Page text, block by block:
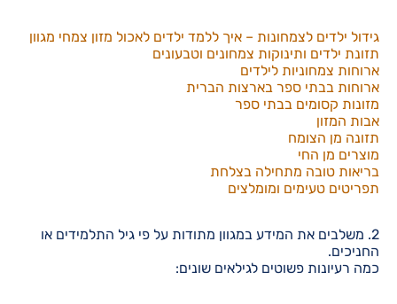
גידול ילדים לצמחונות – איך ללמד ילדים לאכול מזון צמחי מגוון
תזונת ילדים ותינוקות צמחונים וטבעונים
ארוחות צמחוניות לילדים
ארוחות בבתי ספר בארצות הברית
מזונות קסומים בבתי ספר
אבות המזון
תזונה מן הצומח
מוצרים מן החי
בריאות טובה מתחילה בצלחת
תפריטים טעימים ומומלצים
2. משלבים את המידע במגוון מתודות על פי גיל התלמידים או
החניכים.
כמה רעיונות פשוטים לגילאים שונים: